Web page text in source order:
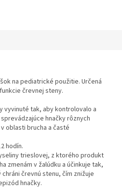
na pediatrické použitie. Určená
črevnej steny.
vyvinuté tak, aby kontrolovalo a
hnačky rôznych
oblasti brucha a časté
hodín.
trieslovej, z ktorého produkt
zmenám v žalúdku a účinkuje tak,
črevnú stenu, čím znižuje
hnačky.